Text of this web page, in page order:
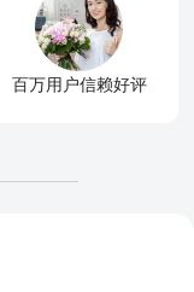
百万用户信赖好评